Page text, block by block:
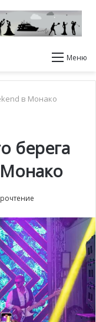
Меню
в Монако
берега